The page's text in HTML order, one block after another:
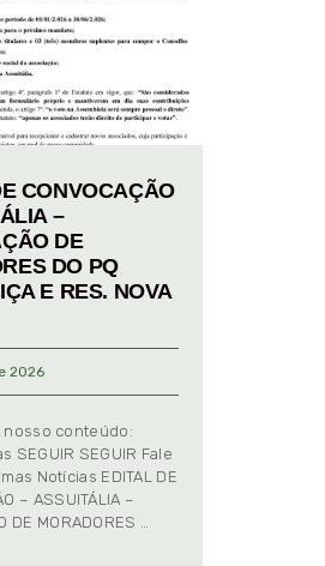
CONVOCAÇÃO
–
DE
DO PQ
E RES. NOVA
2026
nosso conteúdo:
SEGUIR SEGUIR Fale
Notícias EDITAL DE
– ASSUITÁLIA –
DE MORADORES …